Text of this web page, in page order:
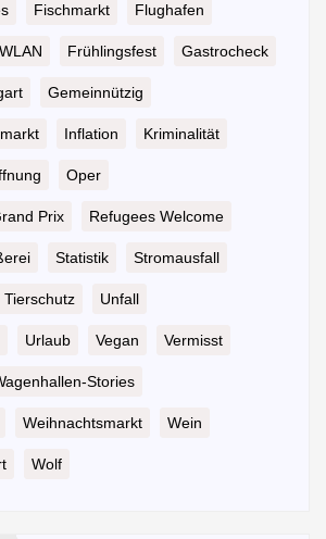
Fischmarkt Flughafen
Frühlingsfest Gastrocheck
Gemeinnützig
Inflation Kriminalität
Oper
Prix Refugees Welcome
Statistik Stromausfall
Tierschutz Unfall
Urlaub Vegan Vermisst
Stories
Weihnachtsmarkt Wein
Wolf